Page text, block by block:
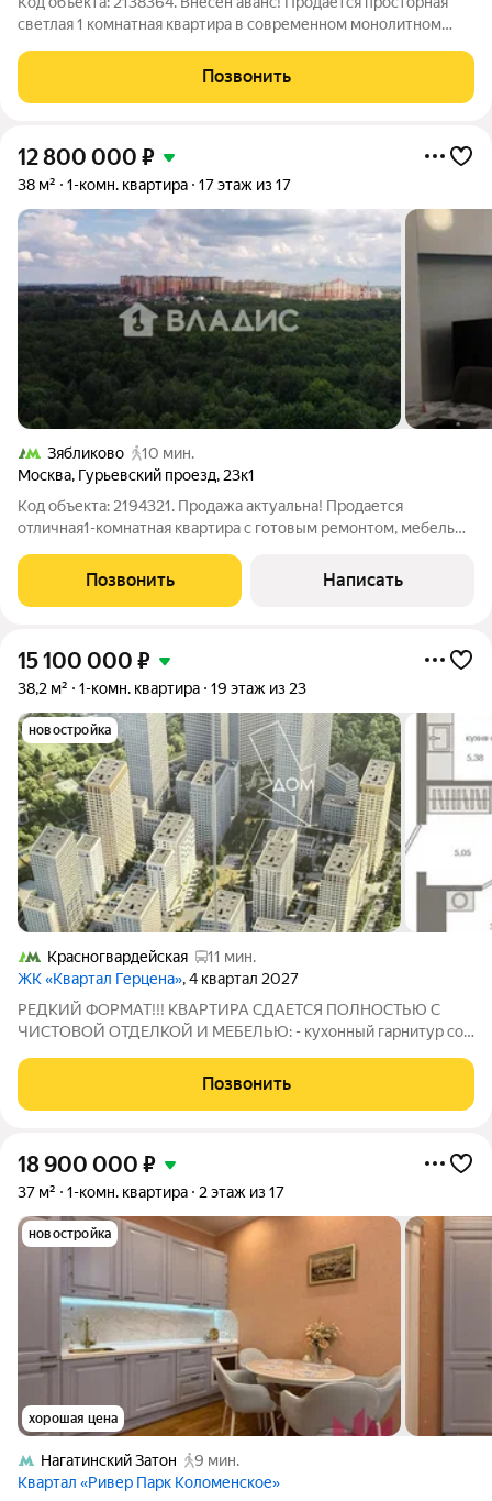
светлая 1 комнатная квартира в современном монолитном
Просторные дворы, игровые и спортивные площадки, на
территории ЖК школа и 2 детских сада,
Позвонить
12 800 000 ₽
38 м² 1-комн. квартира 17 этаж из 17
Зябликово
10 мин.
Москва, Гурьевский проезд, 23к1
Код объекта: 2194321. Продажа актуальна! Продается
отличная1-комнатная квартира с готовым ремонтом, мебелью!
Квартира с продуманной планировкой. Выполнен
косметический ремонт из качественных,
Позвонить Написать
15 100 000 ₽
38,2 м² 1-комн. квартира 19 этаж из 23
новостройка
Красногвардейская
11 мин.
ЖК «Квартал Герцена», 4 квартал 2027
РЕДКИЙ ФОРМАТ!!! КВАРТИРА СДАЕТСЯ ПОЛНОСТЬЮ С
ЧИСТОВОЙ ОТДЕЛКОЙ И МЕБЕЛЬЮ: - кухонный гарнитур со
духовой шкаф, посудомоечная машина, вытяжка, мойка со
смесителем. - кондиционер ВИДОВАЯ
Позвонить
18 900 000 ₽
37 м² 1-комн. квартира 2 этаж из 17
новостройка
хорошая цена
Нагатинский Затон
9 мин.
Квартал «Ривер Парк Коломенское»